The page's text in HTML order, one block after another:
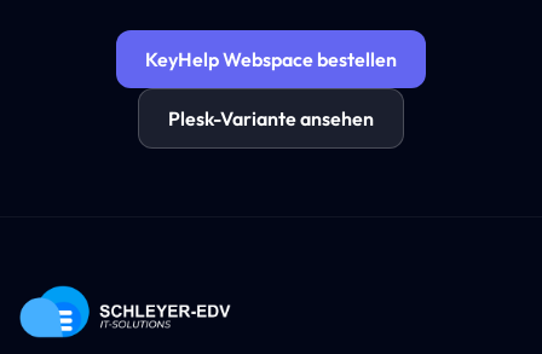
KeyHelp Webspace bestellen
Plesk-Variante ansehen